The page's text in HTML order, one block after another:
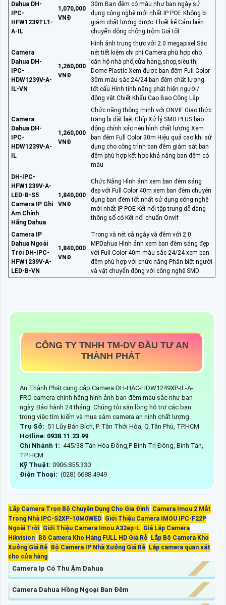
Dahua DH-
IPC-
HFW1239TL1-
A-IL
1,070,000
VNĐ
30m Ban đêm có màu như ban ngày sử
dụng công nghệ mới nhất IP POE Không bị
giảm chất lượng được Thiết kế Cảm biến
chuyển động chống trộm Giá tốt
Camera
Dahua DH-
IPC-
HDW1239V-A-
IL-VN
1,260,000
VNĐ
Hình ảnh trung thực với 2.0 megapixel Sắc
nét tiết kiệm chi phí Camera phù hợp cho
căn hộ nhà phố,cửa hàng,shop,siêu thị
Dome Plastic Xem được ban đêm Full Color
30m màu sắc 24/24 ban đêm chất lượng
tốt cấu Hình tính năng phát hiện người/
động vật Chiết Khấu Cao Bao Công Lắp
Camera
Dahua DH-
IPC-
HDW1239V-A-
IL
1,260,000
VNĐ
Chức năng thông minh với ONVIF Giao thức
trang bị đặt biệt Chíp Xử lý SMD PLUS báo
động chính xác nén hình chất lượng Xem
ban đêm Full Color 30m Hiệu quả cao khi sử
dụng cho công trình ban đêm giám sát ban
đêm phù hợp kết hợp khả năng ban đêm có
màu
DH-IPC-
HFW1239V-A-
LED-B-S5
Camera IP Ghi
Âm Chính
Hãng Dahua
1,840,000
VNĐ
Chức Năng Hình ảnh xem ban đêm sáng
đẹp với Full Color 40m xem ban đêm chuyên
dụng ban đêm tốt nhất sử dụng công nghệ
mới nhất IP POE Kết nối tập trung dễ dàng
thông số có Kết nối chuẩn Onvif
Camera IP
Dahua Ngoài
Trời DH-IPC-
HFW1239V-A-
LED-B-VN
1,840,000
VNĐ
Trong và nét cả ngày và đêm với 2.0
MPDahua Hình ảnh xem ban đêm sáng đẹp
với Full Color 40m màu sắc 24/24 xem ban
đêm phù hợp với chức năng Phân biệt người
và vật chuyển động với công nghệ SMD
CÔNG TY TNHH TM-DV ĐẦU TƯ AN
THÀNH PHÁT
An Thành Phát cung cấp Camera DH-HAC-HDW1249XP-IL-A-
PRO camera chính hãng hình ảnh ban đêm màu sắc như ban
ngày. Bảo hành 24 tháng. Chúng tôi sẵn lòng hỗ trợ các bạn
trong việc tìm kiếm và mua sắm camera an ninh chất lượng.
Trụ Sở: 51 Lũy Bán Bích, P. Tân Thới Hòa, Q.Tân Phú, TP.HCM
Hotline: 0938.11.23.99
Chi Nhánh 1: 445/38 Tân Hòa Đông,P Bình Trị Đông, Bình Tân,
TP HCM
Kỹ Thuật: 0906.855.330
Điện Thoại: (028) 6688.4949
Lắp Camera Trọn Bộ Chuyên Dụng Cho Gia Đình Camera Imou 2 Mắt
Trong Nhà IPC-S2XP-10M0WED Giới Thiệu Camera IMOU IPC-F22P
Ngoài Trời Giới Thiệu Camera Imou A32ep-L Giá Lắp Camera
Hikvision
Bộ Camera Kho Hàng FULL HD Giá Rẻ
Lắp Bộ Camera Kho
Xưởng Giá Rẻ
Bộ Camera IP Nhà Xưởng Giá Rẻ
Lắp camera quan sát
cho cửa hàng
Camera Ip Có Thu Ậm Dahua
Camera Dahua Hồng Ngoại Ban Đêm